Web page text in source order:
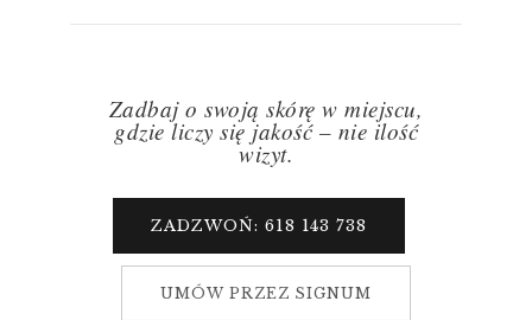
Zadbaj o swoją skórę w miejscu,
gdzie liczy się jakość – nie ilość
wizyt.
ZADZWOŃ: 618 143 738
UMÓW PRZEZ SIGNUM